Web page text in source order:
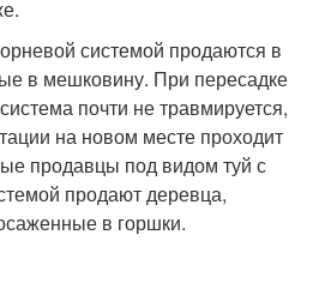
системой продаются в
в мешковину. При пересадке
почти не травмируется,
на новом месте проходит
продавцы под видом туй с
продают деревца,
в горшки.